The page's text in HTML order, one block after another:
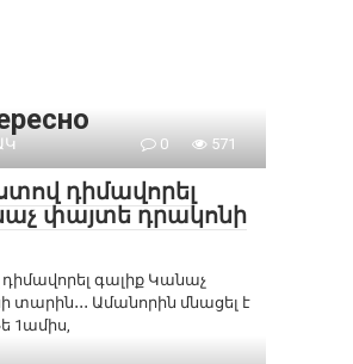
0 571
դիմավորել
փայտե դրակոնի
գալիք Կանաչ
Ամանորին մնացել է
1ամիս,